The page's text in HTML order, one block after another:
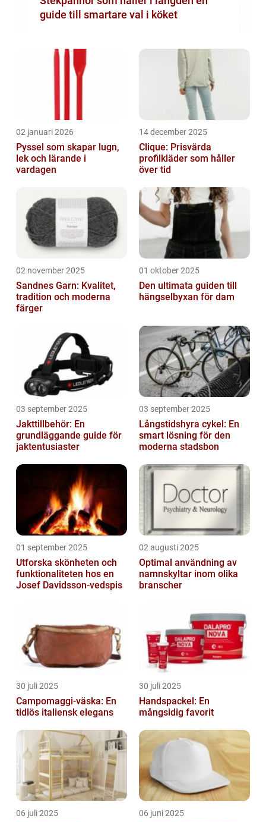
guide till smartare val i köket
02 januari 2026
Pyssel som skapar lugn,
lek och lärande i
vardagen
14 december 2025
Clique: Prisvärda
profilkläder som håller
över tid
02 november 2025
Sandnes Garn: Kvalitet,
tradition och moderna
färger
01 oktober 2025
Den ultimata guiden till
hängselbyxan för dam
03 september 2025
Jakttillbehör: En
grundläggande guide för
jaktentusiaster
03 september 2025
Långstidshyra cykel: En
smart lösning för den
moderna stadsbon
01 september 2025
Utforska skönheten och
funktionaliteten hos en
Josef Davidsson-vedspis
02 augusti 2025
Optimal användning av
namnskyltar inom olika
branscher
30 juli 2025
Campomaggi-väska: En
tidlös italiensk elegans
30 juli 2025
Handspackel: En
mångsidig favorit
06 juli 2025 06 juni 2025